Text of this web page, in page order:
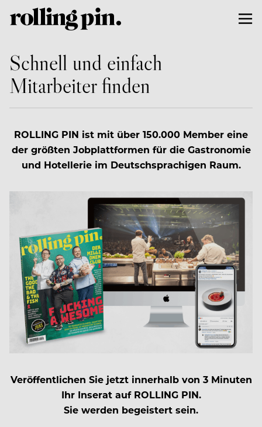
Schnell und einfach
Mitarbeiter finden
ROLLING PIN ist mit über 150.000 Member eine
der größten Jobplattformen für die Gastronomie
und Hotellerie im Deutschsprachigen Raum.
Veröffentlichen Sie jetzt innerhalb von 3 Minuten
Ihr Inserat auf ROLLING PIN.
Sie werden begeistert sein.